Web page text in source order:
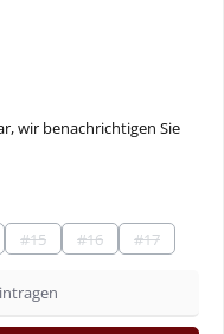
wir benachrichtigen Sie
nicht verfügbar.)
zurzeit nicht verfügbar.)
Option ist zurzeit nicht
#15(Diese Option ist zurzeit nicht
#16(Diese Option ist
#17(Diese